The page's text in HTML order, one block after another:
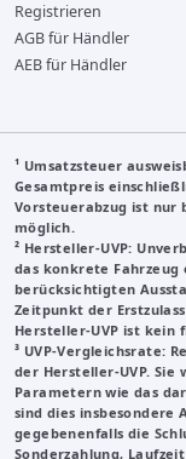
Registrieren
AGB für Händler
AEB für Händler
¹ Umsatzsteuer
Gesamtpreis
Vorsteuerabzug ist nur
möglich.
² Hersteller-UVP:
das konkrete Fahrzeug
berücksichtigten
Zeitpunkt der
Hersteller-UVP ist kein
³ UVP-Vergleichsrate:
der Hersteller-UVP.
Parametern wie das
sind dies insbesondere
gegebenenfalls die
Sonderzahlung,